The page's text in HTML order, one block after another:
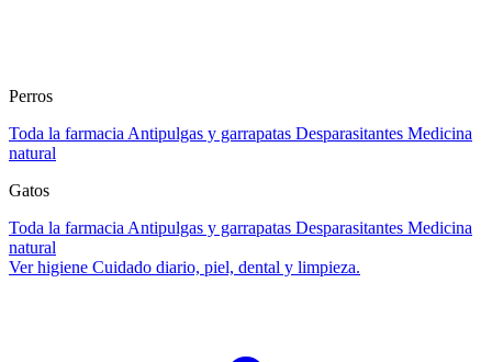
Perros
Toda la farmacia Antipulgas y garrapatas Desparasitantes Medicina
natural
Gatos
Toda la farmacia Antipulgas y garrapatas Desparasitantes Medicina
natural
Ver higiene Cuidado diario, piel, dental y limpieza.